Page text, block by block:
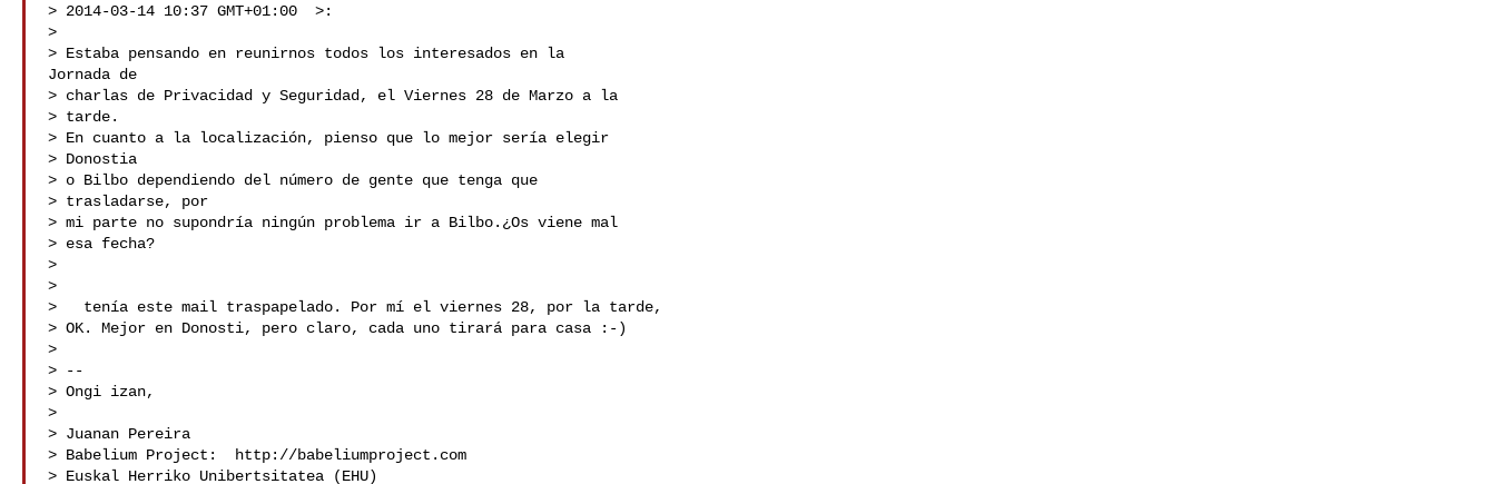
> 2014-03-14 10:37 GMT+01:00 >:
>
> Estaba pensando en reunirnos todos los interesados en la
Jornada de
> charlas de Privacidad y Seguridad, el Viernes 28 de Marzo a la
> tarde.
> En cuanto a la localización, pienso que lo mejor sería elegir
> Donostia
> o Bilbo dependiendo del número de gente que tenga que
> trasladarse, por
> mi parte no supondría ningún problema ir a Bilbo.¿Os viene mal
> esa fecha?
>
>
>   tenía este mail traspapelado. Por mí el viernes 28, por la tarde,
> OK. Mejor en Donosti, pero claro, cada uno tirará para casa :-)
>
> --
> Ongi izan,
>
> Juanan Pereira
> Babelium Project:  http://babeliumproject.com
> Euskal Herriko Unibertsitatea (EHU)